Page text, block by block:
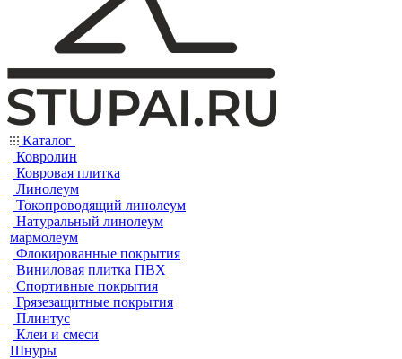
Каталог
Ковролин
Ковровая плитка
Линолеум
Токопроводящий линолеум
Натуральный линолеум
мармолеум
Флокированные покрытия
Виниловая плитка ПВХ
Спортивные покрытия
Грязезащитные покрытия
Плинтус
Клеи и смеси
Шнуры